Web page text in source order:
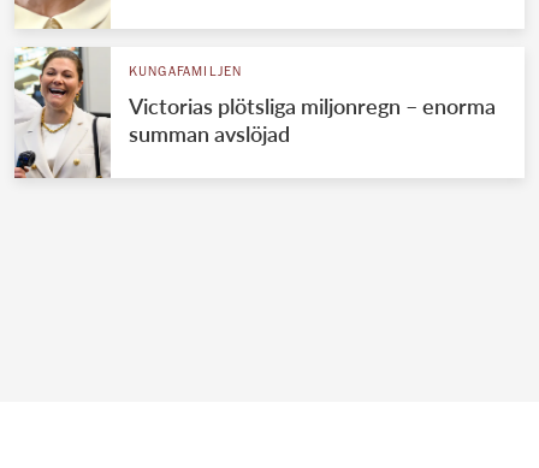
KUNGAFAMILJEN
Victorias plötsliga miljonregn – enorma
summan avslöjad